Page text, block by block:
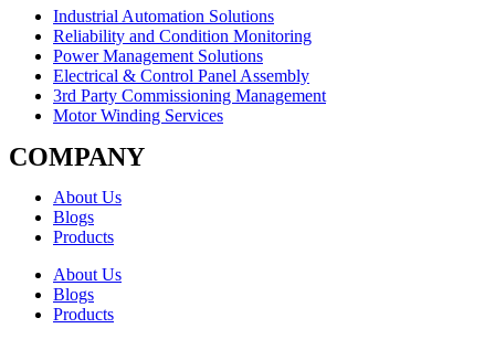
Industrial Automation Solutions
Reliability and Condition Monitoring
Power Management Solutions
Electrical & Control Panel Assembly
3rd Party Commissioning Management
Motor Winding Services
COMPANY
About Us
Blogs
Products
About Us
Blogs
Products